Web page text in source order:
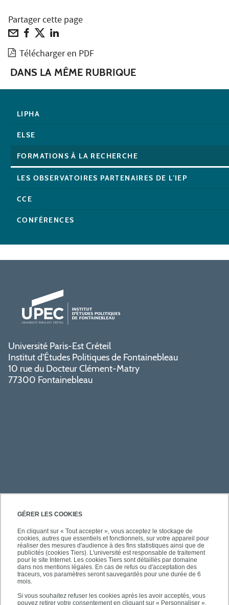
GÉRER LES COOKIES
En cliquant sur « Tout accepter », vous acceptez le stockage de
cookies, autres que essentiels et fonctionnels, sur votre appareil pour
réaliser des mesures d'audience à des fins statistiques ainsi que de
publicités (cookies Tiers). L'université est responsable de traitement
pour le site Internet. Les cookies Tiers sont détaillés par domaine
dans nos mentions légales. En cas de refus ou d'acceptation des
traceurs, vos paramètres seront sauvegardés pour une durée de 6
mois.
Si vous souhaitez refuser les cookies après les avoir acceptés, vous
pouvez retirer votre consentement en cliquant sur « Personnaliser ».
Partager cette page
Télécharger en PDF
DANS LA MÊME RUBRIQUE
LIPHA
ELSE
FORMATIONS À LA RECHERCHE
LES OBSERVATOIRES PARTENAIRES DE L’IEP
CCE
CONFÉRENCES
Université Paris-Est Créteil
Institut d'Études Politiques de Fontainebleau
10 rue du Docteur Clément-Matry
77300 Fontainebleau
PRATIQUE
ACCÈS RAPIDES
SUIVEZ-NOUS